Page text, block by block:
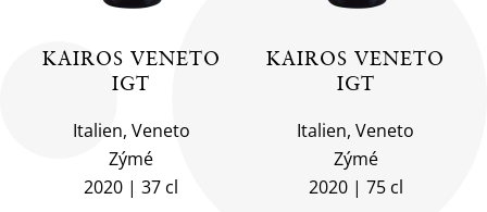
KAIROS VENETO
IGT
Italien, Veneto
Zýmé
2020
37 cl
KAIROS VENETO
IGT
Italien, Veneto
Zýmé
2020
75 cl